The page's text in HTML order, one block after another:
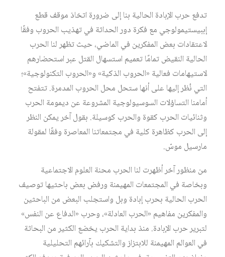
تدفع حرب الإبادة الحالية بنا إلى ضرورة اتخاذ موقف قطع
إببيستيمولوجي مع فكرة دور الحداثة في تهذيب الحروب وفقًا
لاعتقادات بعض المفكرين في الماضي، حيث تظهر لنا الحرب
الحالية النقيض تمامًا تعميم استسهال القتل عبر استحضارهم
لاستيهامات فعالية «الحروب الذكية» و«الحروب التكنولوجية»؛
التي نُظر إليها على أنها ستحل محل الحروب المدمرة. تتفتح
أمامنا التساؤلات السوسيولوجية المشروعة عن ديمومة الحرب
وثنائيات الحرب كقوة والحرب كوسيلة. بقول آخر يمكن النظر
إلى الحرب كظاهرة كلية في مجتمعاتنا المعاصرة وفقًا لمقولة
مارسيل موسّ.
من منظور آخر أظهرت لنا الحرب محنة العلوم الاجتماعية
وبخاصة في المجتمعات المهيمنة ورفض بعض باحثيها توصيف
الحرب الحالية بحرب إبادة وبل واستجلب البعض من الباحثين
والمفكرين مفاهيم «الحرب العادلة»، وحرب «الدفاع عن النفس»
لتبرير حرب الإبادة. منذ بداية الحرب يخضع الكثير من البحاثة
في العوالم المهيمنة للابتزاز والتشكيك بآرائهم التحليلية